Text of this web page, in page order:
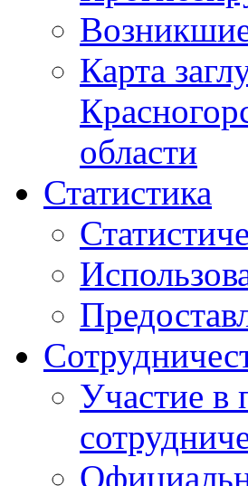
Карта
области
Статистика
Участие в